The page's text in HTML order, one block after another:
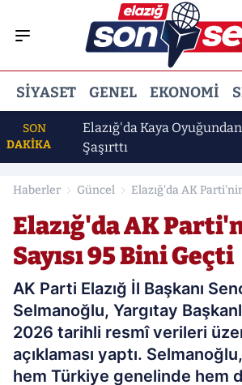
SIYASET GENEL EKONOMI
SON
DAKİKA
Oldu
Elazığ'da Kaya Oyuğundan
Şaşırttı
Haberler Güncel
Elazığ'da AK
Elazığ'da AK
Sayısı 95 Bini Geçti
AK Parti Elazığ İl Başkanı
Selmanoğlu, Yargıtay
2026 tarihli resmî verileri
açıklaması yaptı.
hem Türkiye genelinde hem